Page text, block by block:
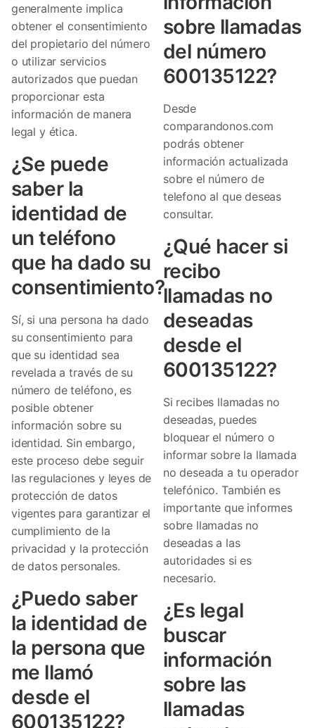
generalmente implica
obtener el consentimiento
del propietario del número
o utilizar servicios
autorizados que puedan
proporcionar esta
información de manera
legal y ética.
¿Se puede
saber la
identidad de
un teléfono
que ha dado su
consentimiento?
Sí, si una persona ha dado
su consentimiento para
que su identidad sea
revelada a través de su
número de teléfono, es
posible obtener
información sobre su
identidad. Sin embargo,
este proceso debe seguir
las regulaciones y leyes de
protección de datos
vigentes para garantizar el
cumplimiento de la
privacidad y la protección
de datos personales.
¿Puedo saber
la identidad de
la persona que
me llamó
desde el
600135122?
sobre llamadas
del número
600135122?
Desde
comparandonos.com
podrás obtener
información actualizada
sobre el número de
telefono al que deseas
consultar.
¿Qué hacer si
recibo
llamadas no
deseadas
desde el
600135122?
Si recibes llamadas no
deseadas, puedes
bloquear el número o
informar sobre la llamada
no deseada a tu operador
telefónico. También es
importante que informes
sobre llamadas no
deseadas a las
autoridades si es
necesario.
¿Es legal
buscar
información
sobre las
llamadas